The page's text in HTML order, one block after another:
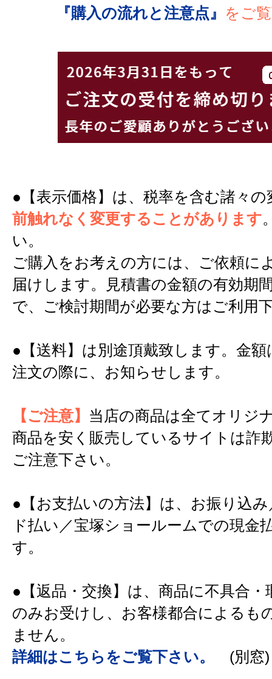
『購入の流れと注意点』
をご
●【表示価格】は、税率を含む諸々
前触れなく変更することがあります
い。
ご購入をお考えの方には、ご依頼に
届けします。見積書の金額の有効期
で、ご検討期間が必要な方はご利用
●【送料】は別途頂戴致します。金
注文の際に、お知らせします。
【ご注意】 当店の商品は全てオリジ
商品を安く販売しているサイトは詐
ご注意下さい。
●【お支払いの方法】は、お振り込
ド払い／宝塚ショールームでの現金
す。
●【返品・交換】は、商品に不具合・
のみお受けし、お客様都合によるも
ません。
詳細はこちらをご覧下さい。
(別窓)